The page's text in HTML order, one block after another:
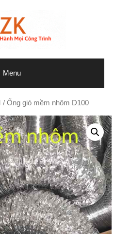
Menu
/ Ống gió mềm nhôm D100